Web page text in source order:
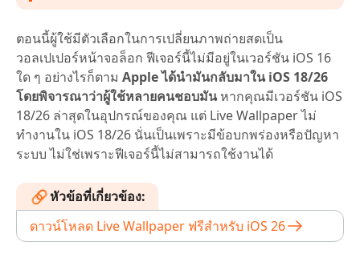
ตอนนี้ผู้ใช้มีตัวเลือกในการเปลี่ยนภาพถ่ายสดเป็น
วอลเปเปอร์หน้าจอล็อก ฟีเจอร์นี้ไม่มีอยู่ในเวอร์ชัน iOS 16
ใด ๆ อย่างไรก็ตาม Apple ได้นำมันกลับมาใน iOS 18/26
โดยพิจารณาว่าผู้ใช้หลายคนชอบมันหากคุณมีเวอร์ชัน iOS
18/26 ล่าสุดในอุปกรณ์ของคุณ แต่ Live Wallpaper ไม่
ทำงานใน iOS 18/26 นั่นเป็นเพราะมีข้อบกพร่องหรือปัญหา
ระบบ ไม่ใช่เพราะฟีเจอร์นี้ไม่สามารถใช้งานได้
หัวข้อที่เกี่ยวข้อง:
ดาวน์โหลด Live Wallpaper ฟรีสำหรับ iOS 26